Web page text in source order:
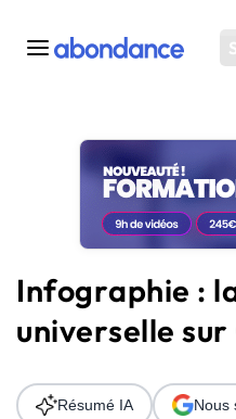
Toutes les actus
Actus SEO
Plateforme
Solutions
Ressources
Audit SEO
Infographie :
universelle sur
Résumé IA Nous